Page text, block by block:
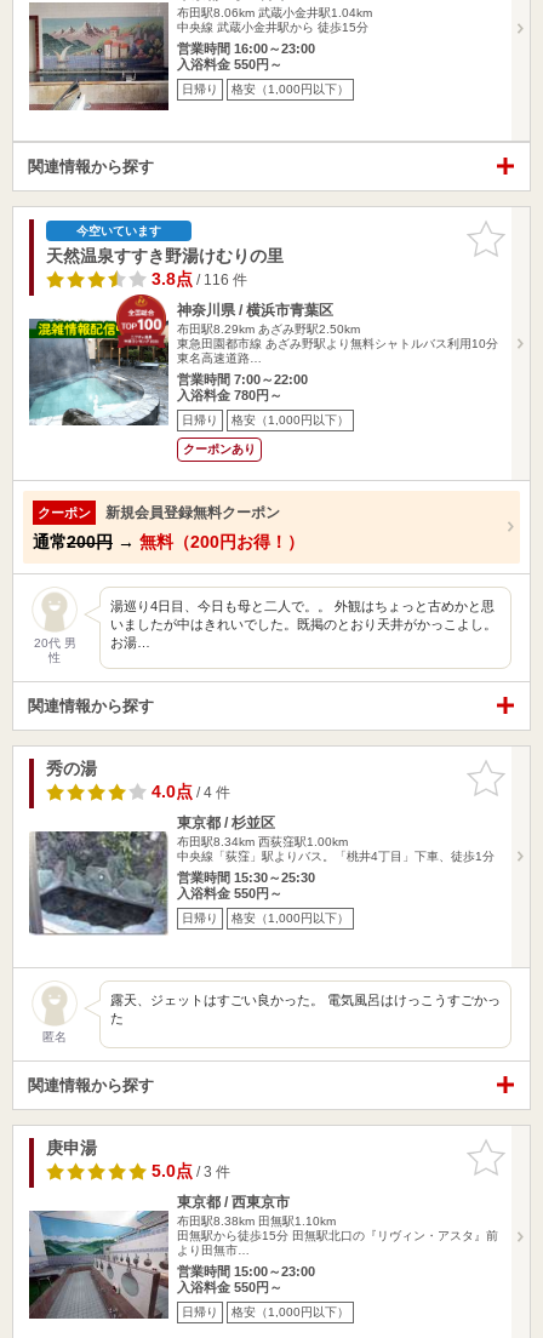
布田駅8.06km 武蔵小金井駅1.04km
中央線 武蔵小金井駅から 徒歩15分
営業時間 16:00～23:00
入浴料金 550円～
日帰り 格安（1,000円以下）
関連情報から探す
お気に入
りに追加
今空いています
天然温泉すすき野湯けむりの里
3.8点/ 116 件
神奈川県 / 横浜市青葉区
布田駅8.29km あざみ野駅2.50km
東急田園都市線 あざみ野駅より無料シャトルバス利用10分
東名高速道路…
営業時間 7:00～22:00
入浴料金 780円～
日帰り 格安（1,000円以下）
クーポンあり
クーポン 新規会員登録無料クーポン
通常200円 → 無料（200円お得！）
20代 男
性
湯巡り4日目、今日も母と二人で。。 外観はちょっと古めかと思
いましたが中はきれいでした。既掲のとおり天井がかっこよし。
お湯…
関連情報から探す
お気に入
りに追加
秀の湯
4.0点/ 4 件
東京都 / 杉並区
布田駅8.34km 西荻窪駅1.00km
中央線「荻窪」駅よりバス。「桃井4丁目」下車、徒歩1分
営業時間 15:30～25:30
入浴料金 550円～
日帰り 格安（1,000円以下）
匿名
露天、ジェットはすごい良かった。 電気風呂はけっこうすごかっ
た
関連情報から探す
お気に入
りに追加
庚申湯
5.0点/ 3 件
東京都 / 西東京市
布田駅8.38km 田無駅1.10km
田無駅から徒歩15分 田無駅北口の『リヴィン・アスタ』前
より田無市…
営業時間 15:00～23:00
入浴料金 550円～
日帰り 格安（1,000円以下）